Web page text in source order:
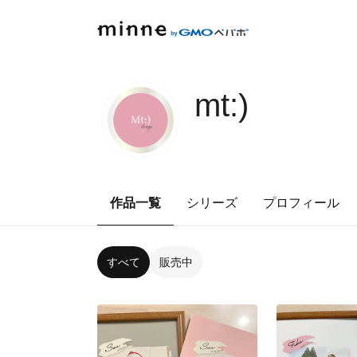
mt:)
作品一覧 シリーズ プロフィール
すべて 販売中